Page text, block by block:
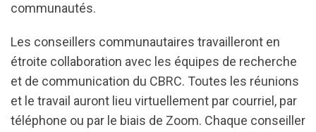
communautés.
Les conseillers communautaires travailleront en
étroite collaboration avec les équipes de recherche
et de communication du CBRC. Toutes les réunions
et le travail auront lieu virtuellement par courriel, par
téléphone ou par le biais de Zoom. Chaque conseiller